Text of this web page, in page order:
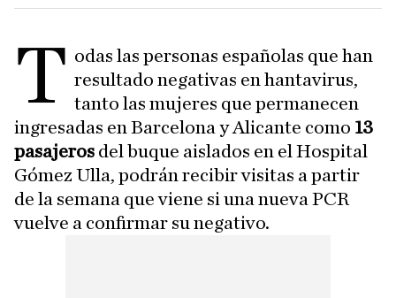
T odas las personas españolas que han
resultado negativas en hantavirus,
tanto las mujeres que permanecen
ingresadas en Barcelona y Alicante como 13
pasajeros del buque aislados en el Hospital
Gómez Ulla, podrán recibir visitas a partir
de la semana que viene si una nueva PCR
vuelve a confirmar su negativo.